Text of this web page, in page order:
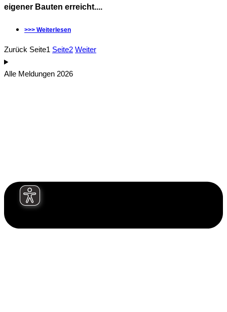
eigener Bauten erreicht....
>>> Weiterlesen
Zurück Seite1 Seite2 Weiter
Alle Meldungen 2026